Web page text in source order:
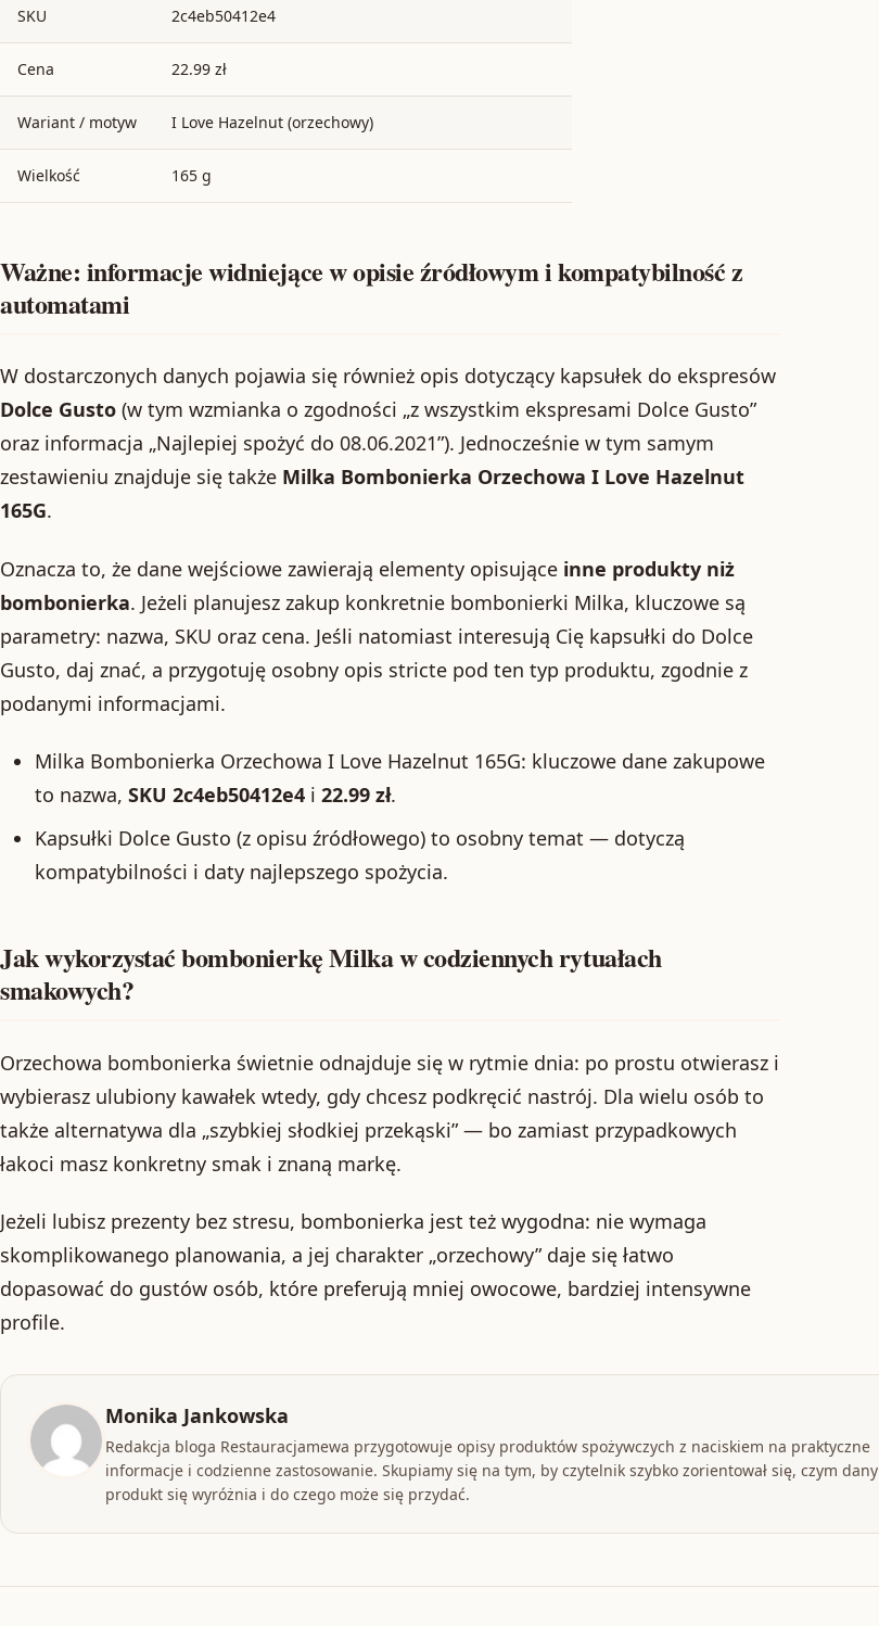
SKU 2c4eb50412e4
Cena 22.99 zł
Wariant / motyw I Love Hazelnut (orzechowy)
Wielkość 165 g
Ważne: informacje widniejące w opisie źródłowym i kompatybilność z
automatami
W dostarczonych danych pojawia się również opis dotyczący kapsułek do ekspresów
Dolce Gusto (w tym wzmianka o zgodności „z wszystkim ekspresami Dolce Gusto”
oraz informacja „Najlepiej spożyć do 08.06.2021”). Jednocześnie w tym samym
zestawieniu znajduje się także Milka Bombonierka Orzechowa I Love Hazelnut
165G.
Oznacza to, że dane wejściowe zawierają elementy opisujące inne produkty niż
bombonierka. Jeżeli planujesz zakup konkretnie bombonierki Milka, kluczowe są
parametry: nazwa, SKU oraz cena. Jeśli natomiast interesują Cię kapsułki do Dolce
Gusto, daj znać, a przygotuję osobny opis stricte pod ten typ produktu, zgodnie z
podanymi informacjami.
Milka Bombonierka Orzechowa I Love Hazelnut 165G: kluczowe dane zakupowe
to nazwa, SKU 2c4eb50412e4i 22.99 zł.
Kapsułki Dolce Gusto (z opisu źródłowego) to osobny temat — dotyczą
kompatybilności i daty najlepszego spożycia.
Jak wykorzystać bombonierkę Milka w codziennych rytuałach
smakowych?
Orzechowa bombonierka świetnie odnajduje się w rytmie dnia: po prostu otwierasz i
wybierasz ulubiony kawałek wtedy, gdy chcesz podkręcić nastrój. Dla wielu osób to
także alternatywa dla „szybkiej słodkiej przekąski” — bo zamiast przypadkowych
łakoci masz konkretny smak i znaną markę.
Jeżeli lubisz prezenty bez stresu, bombonierka jest też wygodna: nie wymaga
skomplikowanego planowania, a jej charakter „orzechowy” daje się łatwo
dopasować do gustów osób, które preferują mniej owocowe, bardziej intensywne
profile.
Monika Jankowska
Redakcja bloga Restauracjamewa przygotowuje opisy produktów spożywczych z naciskiem na praktyczne
informacje i codzienne zastosowanie. Skupiamy się na tym, by czytelnik szybko zorientował się, czym dany
produkt się wyróżnia i do czego może się przydać.